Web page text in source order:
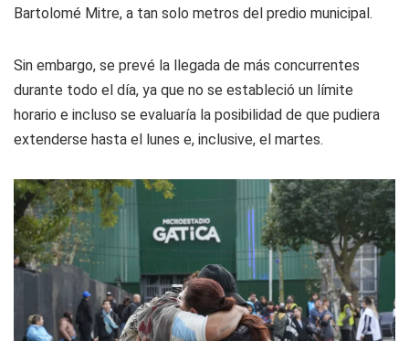
Bartolomé Mitre, a tan solo metros del predio municipal.
Sin embargo, se prevé la llegada de más concurrentes
durante todo el día, ya que no se estableció un límite
horario e incluso se evaluaría la posibilidad de que pudiera
extenderse hasta el lunes e, inclusive, el martes.